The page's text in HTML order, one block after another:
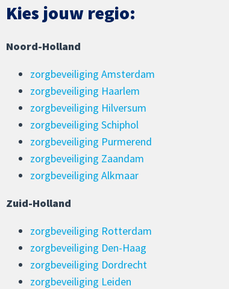
Kies jouw regio:
Noord-Holland
zorgbeveiliging Amsterdam
zorgbeveiliging Haarlem
zorgbeveiliging Hilversum
zorgbeveiliging Schiphol
zorgbeveiliging Purmerend
zorgbeveiliging Zaandam
zorgbeveiliging Alkmaar
Zuid-Holland
zorgbeveiliging Rotterdam
zorgbeveiliging Den-Haag
zorgbeveiliging Dordrecht
zorgbeveiliging Leiden